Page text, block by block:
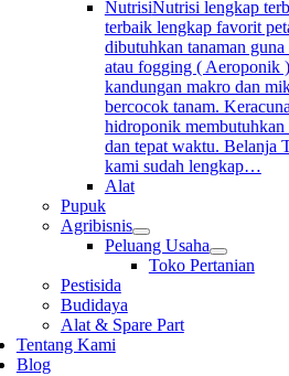
NutrisiNutrisi lengkap
terbaik lengkap favorit
dibutuhkan tanaman
atau fogging ( Aeroponik
kandungan makro dan
bercocok tanam.
hidroponik membutuhkan
dan tepat waktu. Belanja
kami sudah lengkap…
Alat
Pupuk
Agribisnis
Peluang Usaha
Toko Pertanian
Pestisida
Budidaya
Alat & Spare Part
Tentang Kami
Blog